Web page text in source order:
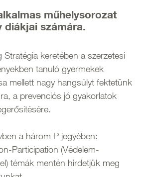
műhelysorozat
diákjai számára.
Stratégia keretében a szerzetesi
tanuló gyermekek
mellett nagy hangsúlyt fektetünk
a prevenciós jó gyakorlatok
a három P jegyében:
Participation (Védelem-
témák mentén hirdetjük meg